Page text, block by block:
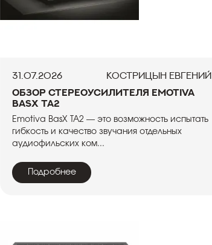
31.07.2026
Кострицын Евгений
Обзор стереоусилителя Emotiva
BasX TA2
Emotiva BasX TA2 — это возможность испытать
гибкость и качество звучания отдельных
аудиофильских ком...
Подробнее